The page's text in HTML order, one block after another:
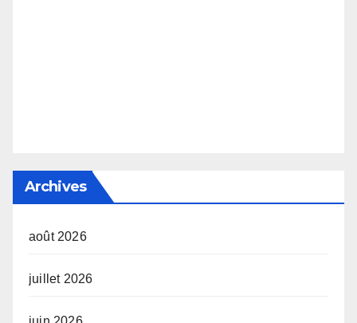
Archives
août 2026
juillet 2026